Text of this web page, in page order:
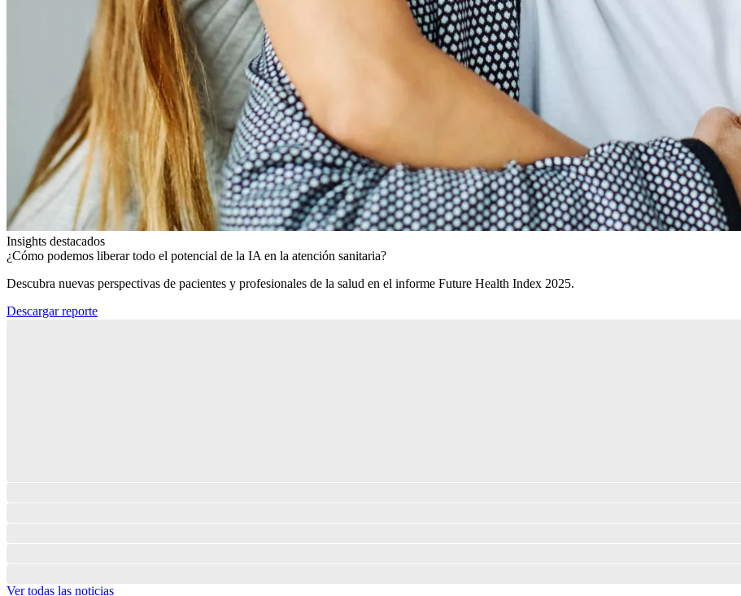
Insights destacados
¿Cómo podemos liberar todo el potencial de la IA en la atención sanitaria?​
Descubra nuevas perspectivas de pacientes y profesionales de la salud en el informe Future Health Index 2025.​
Descargar reporte
Ver todas las noticias